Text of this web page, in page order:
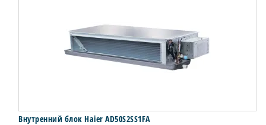
Внутренний блок Haier AD50S2SS1FA